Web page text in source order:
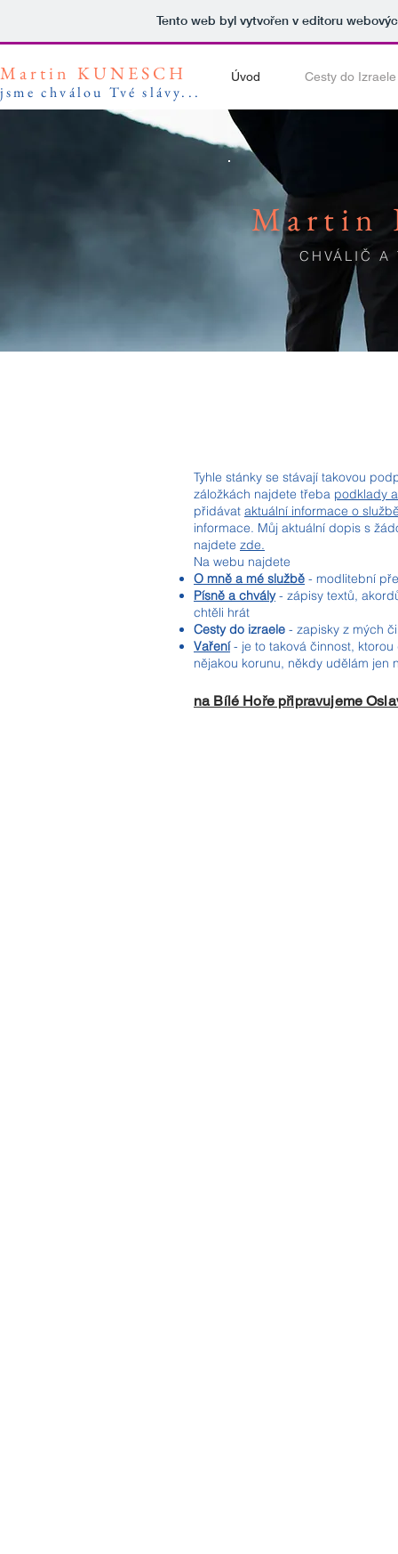
Tento web byl vytvořen v editoru
Martin KUNESCH
jsme chválou Tvé slávy...
Úvod Cesty do Izraele
Tyhle stánky se stávají takovou
záložkách najdete třeba podklady
přidávat aktuální informace o
informace. Můj aktuální dopis s
najdete zde.
Na webu najdete
O mně a mé službě - modlitební
Písně a chvály- zápisy textů,
chtěli hrát
Cesty do izraele - zapisky z mých
Vaření- je to taková činnost,
nějakou korunu, někdy udělám jen
na Bílé Hoře připravujeme
Martin
CHVÁLIČ A